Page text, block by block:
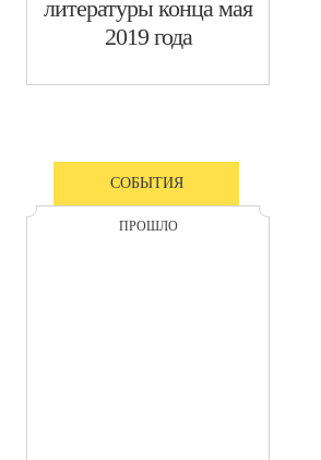
литературы конца мая
2019 года
СОБЫТИЯ
ПРОШЛО